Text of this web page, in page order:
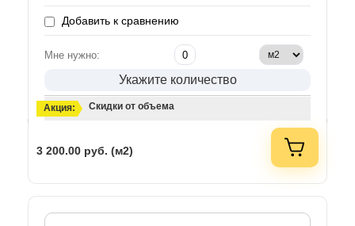
Добавить к сравнению
Мне нужно:
Укажите количество
Акция: Скидки от объема
3 200.00 руб. (м2)